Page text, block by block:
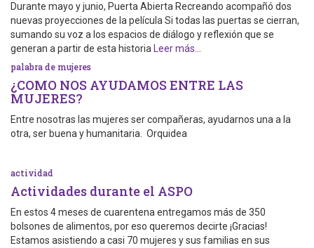
Durante mayo y junio, Puerta Abierta Recreando acompañó dos
nuevas proyecciones de la película Si todas las puertas se cierran,
sumando su voz a los espacios de diálogo y reflexión que se
generan a partir de esta historia Leer más…
palabra de mujeres
¿COMO NOS AYUDAMOS ENTRE LAS
MUJERES?
Entre nosotras las mujeres ser compañeras, ayudarnos una a la
otra, ser buena y humanitaria. Orquidea
actividad
Actividades durante el ASPO
En estos 4 meses de cuarentena entregamos más de 350
bolsones de alimentos, por eso queremos decirte ¡Gracias!
Estamos asistiendo a casi 70 mujeres y sus familias en sus